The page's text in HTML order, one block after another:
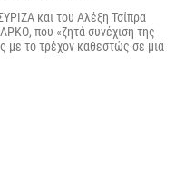
και του Αλέξη Τσίπρα
που «ζητά συνέχιση της
με το τρέχον καθεστώς σε μια